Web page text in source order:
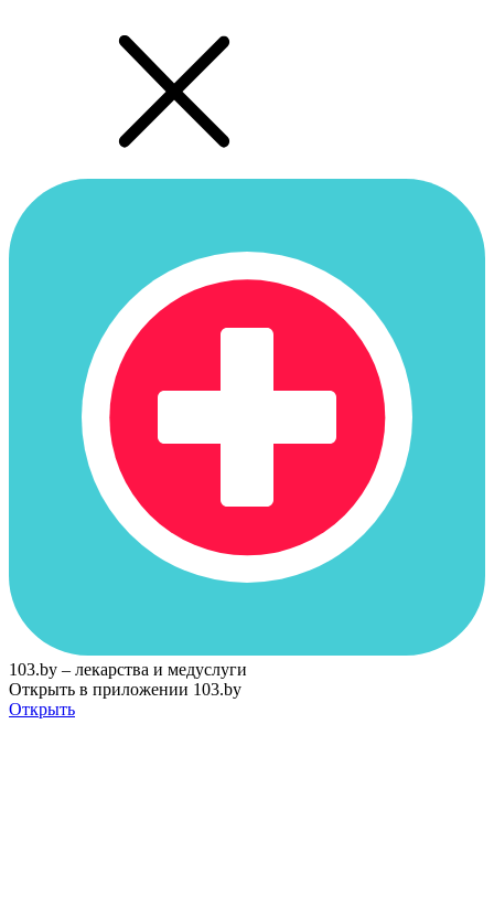
103.by – лекарства и медуслуги
Открыть в приложении 103.by
Открыть